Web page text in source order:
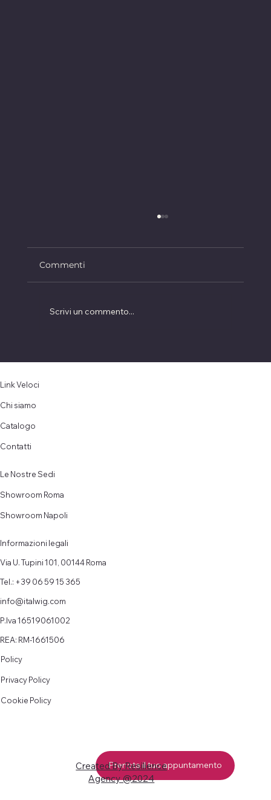
Commenti
Scrivi un commento...
Link Veloci
Chi siamo
Catalogo
Contatti
Le Nostre Sedi
Showroom Roma
Showroom Napoli
Informazioni legali
Via U. Tupini 101, 00144 Roma
Tel.: +39 06 59 15 365
info@italwig.com
P.Iva 16519061002
REA: RM-1661506
Policy
Privacy Policy
Cookie Policy
Prenota il tuo appuntamento
Created By Resilience
Agency @2024